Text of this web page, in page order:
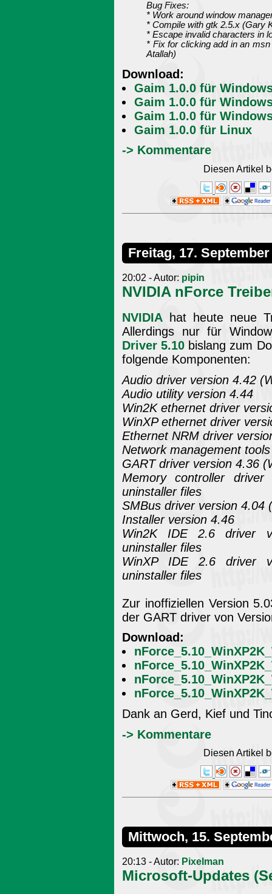
Bug Fixes:
* Work around window
* Compile with gtk 2.5.x (Gary
* Escape invalid characters in
* Fix for clicking add in an
Atallah)
Download:
Gaim 1.0.0 für
Gaim 1.0.0 für
Gaim 1.0.0 für
Gaim 1.0.0 für Linux
-> Kommentare
Diesen Artikel
Freitag, 17. September
20:02 - Autor: pipin
NVIDIA nForce
NVIDIA hat heute neue
Allerdings nur für
Driver 5.10 bislang zum
folgende Komponenten:
Audio driver version 4.42
Audio utility version 4.44
Win2K ethernet driver
WinXP ethernet driver
Ethernet NRM driver
Network management
GART driver version 4.36
Memory controller
uninstaller files
SMBus driver version 4.04
Installer version 4.46
Win2K IDE 2.6 driver
uninstaller files
WinXP IDE 2.6 driver
uninstaller files
Zur inoffiziellen Version
der GART driver von
Download:
Dank an Gerd, Kief und
-> Kommentare
Diesen Artikel
Mittwoch, 15.
20:13 - Autor: Pixelman
Microsoft-Updates